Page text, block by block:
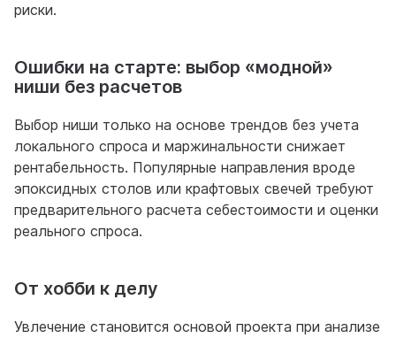
риски.
Ошибки на старте: выбор «модной»
ниши без расчетов
Выбор ниши только на основе трендов без учета
локального спроса и маржинальности снижает
рентабельность. Популярные направления вроде
эпоксидных столов или крафтовых свечей требуют
предварительного расчета себестоимости и оценки
реального спроса.
От хобби к делу
Увлечение становится основой проекта при анализе